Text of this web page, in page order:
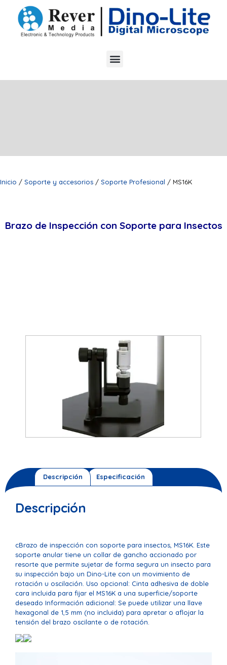
Inicio / Soporte y accesorios / Soporte Profesional / MS16K
Brazo de Inspección con Soporte para Insectos
Descripción Especificación
Descripción
cBrazo de inspección con soporte para insectos, MS16K. Este
soporte anular tiene un collar de gancho accionado por
resorte que permite sujetar de forma segura un insecto para
su inspección bajo un Dino-Lite con un movimiento de
rotación u oscilación. Uso opcional: Cinta adhesiva de doble
cara incluida para fijar el MS16K a una superficie/soporte
deseado Información adicional: Se puede utilizar una llave
hexagonal de 1,5 mm (no incluida) para apretar o aflojar la
tensión del brazo oscilante o de rotación.